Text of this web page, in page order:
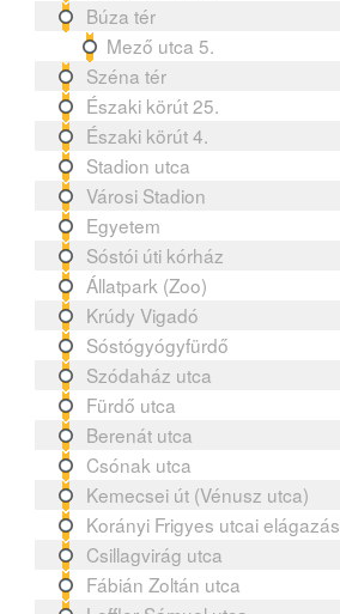
Búza tér
Mező utca 5.
Széna tér
Északi körút 25.
Északi körút 4.
Stadion utca
Városi Stadion
Egyetem
Sóstói úti kórház
Állatpark (Zoo)
Krúdy Vigadó
Sóstógyógyfürdő
Szódaház utca
Fürdő utca
Berenát utca
Csónak utca
Kemecsei út (Vénusz utca)
Korányi Frigyes utcai elágazás
Csillagvirág utca
Fábián Zoltán utca